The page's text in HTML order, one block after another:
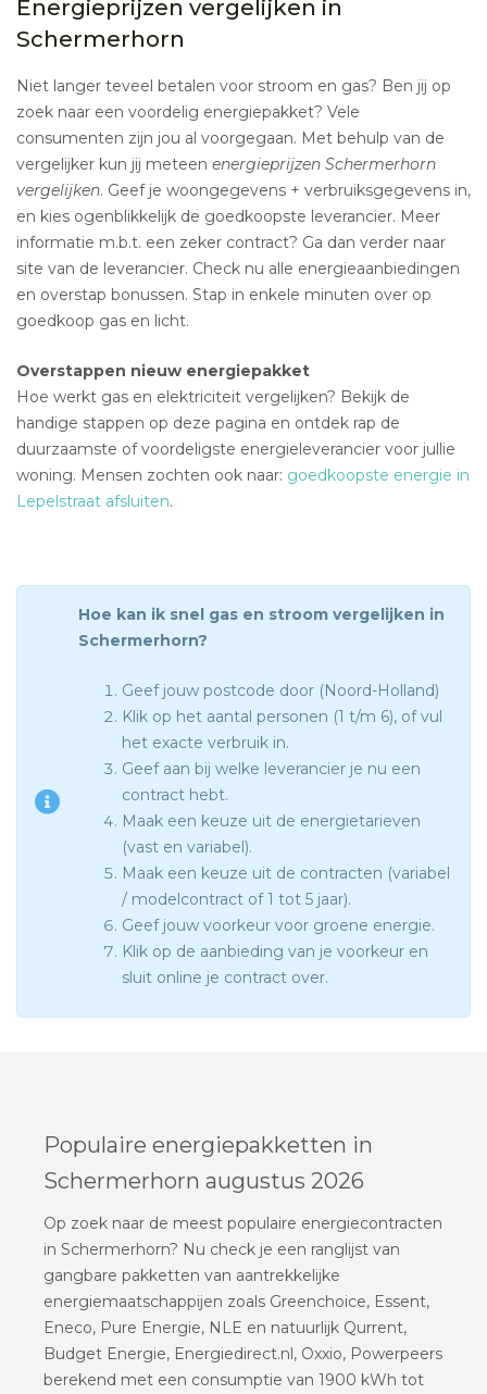
Energieprijzen vergelijken in
Schermerhorn
Niet langer teveel betalen voor stroom en gas? Ben jij op
zoek naar een voordelig energiepakket? Vele
consumenten zijn jou al voorgegaan. Met behulp van de
vergelijker kun jij meteen energieprijzen Schermerhorn
vergelijken. Geef je woongegevens + verbruiksgegevens in,
en kies ogenblikkelijk de goedkoopste leverancier. Meer
informatie m.b.t. een zeker contract? Ga dan verder naar
site van de leverancier. Check nu alle energieaanbiedingen
en overstap bonussen. Stap in enkele minuten over op
goedkoop gas en licht.
Overstappen nieuw energiepakket
Hoe werkt gas en elektriciteit vergelijken? Bekijk de
handige stappen op deze pagina en ontdek rap de
duurzaamste of voordeligste energieleverancier voor jullie
woning. Mensen zochten ook naar: goedkoopste energie in
Lepelstraat afsluiten.
Hoe kan ik snel gas en stroom vergelijken in
Schermerhorn?
Geef jouw postcode door (Noord-Holland)
Klik op het aantal personen (1 t/m 6), of vul
het exacte verbruik in.
Geef aan bij welke leverancier je nu een
contract hebt.
Maak een keuze uit de energietarieven
(vast en variabel).
Maak een keuze uit de contracten (variabel
/ modelcontract of 1 tot 5 jaar).
Geef jouw voorkeur voor groene energie.
Klik op de aanbieding van je voorkeur en
sluit online je contract over.
Populaire energiepakketten in
Schermerhorn augustus 2026
Op zoek naar de meest populaire energiecontracten
in Schermerhorn? Nu check je een ranglijst van
gangbare pakketten van aantrekkelijke
energiemaatschappijen zoals Greenchoice, Essent,
Eneco, Pure Energie, NLE en natuurlijk Qurrent,
Budget Energie, Energiedirect.nl, Oxxio, Powerpeers
berekend met een consumptie van 1900 kWh tot